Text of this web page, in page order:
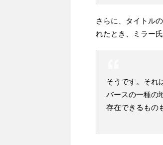
さらに、タイトルの
れたとき、ミラー
そうです。それ
バースの一種の
存在できるもの